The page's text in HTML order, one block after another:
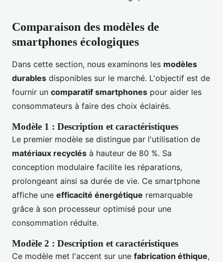
Comparaison des modèles de
smartphones écologiques
Dans cette section, nous examinons les modèles
durables disponibles sur le marché. L'objectif est de
fournir un comparatif smartphones pour aider les
consommateurs à faire des choix éclairés.
Modèle 1 : Description et caractéristiques
Le premier modèle se distingue par l'utilisation de
matériaux recyclés à hauteur de 80 %. Sa
conception modulaire facilite les réparations,
prolongeant ainsi sa durée de vie. Ce smartphone
affiche une efficacité énergétique remarquable
grâce à son processeur optimisé pour une
consommation réduite.
Modèle 2 : Description et caractéristiques
Ce modèle met l'accent sur une fabrication éthique,